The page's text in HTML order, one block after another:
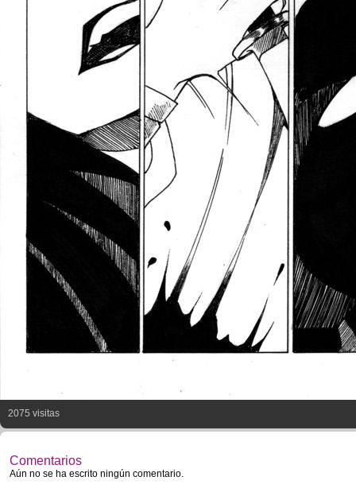
2075 visitas
Comentarios
Aún no se ha escrito ningún comentario.